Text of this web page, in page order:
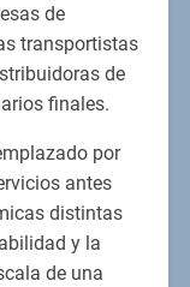
de
transportistas
de
finales.
por
antes
distintas
y la
de una